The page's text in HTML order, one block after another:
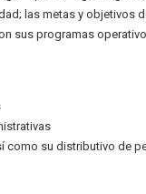
las metas y objetivos
sus programas
como su distributivo de